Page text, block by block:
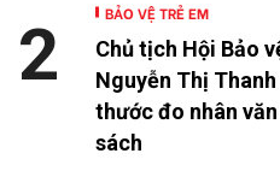
BẢO VỆ TRẺ EM
Chủ tịch Hội Bảo
Nguyễn Thị
thước đo nhân
sách
2